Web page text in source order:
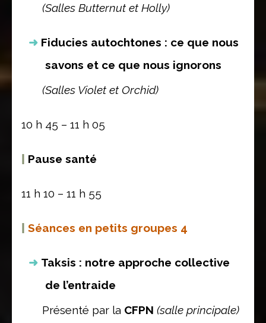
(Salles Butternut et Holly)
Fiducies autochtones : ce que nous
savons et ce que nous ignorons
(Salles Violet et Orchid)
10 h 45 – 11 h 05
Pause santé
11 h 10 – 11 h 55
Séances en petits groupes 4
Taksis : notre approche collective
de l’entraide
Présenté par la CFPN (salle principale)